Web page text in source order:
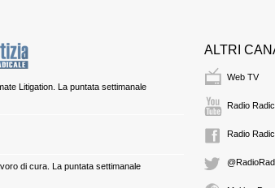
Litigation. La puntata settimanale
di cura. La puntata settimanale
ALTRI
Web TV
Radio
Radio